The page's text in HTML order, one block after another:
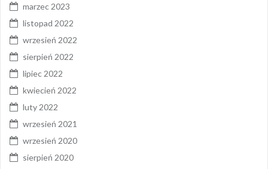
marzec 2023
listopad 2022
wrzesień 2022
sierpień 2022
lipiec 2022
kwiecień 2022
luty 2022
wrzesień 2021
wrzesień 2020
sierpień 2020